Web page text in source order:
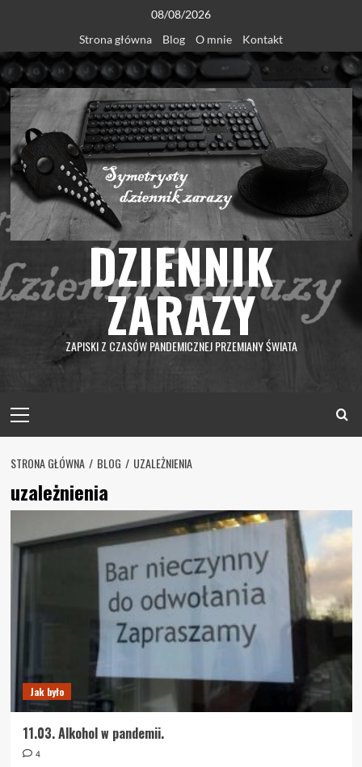
content
08/08/2026
Strona główna
Blog O mnie Kontakt
DZIENNIK
ZARAZY
ZAPISKI Z CZASÓW PANDEMICZNEJ PRZEMIANY ŚWIATA
Menu
STRONA GŁÓWNA BLOG UZALEŻNIENIA
uzależnienia
Jak było
11.03. Alkohol w pandemii.
4